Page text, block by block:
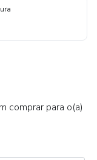
comprar para o(a)